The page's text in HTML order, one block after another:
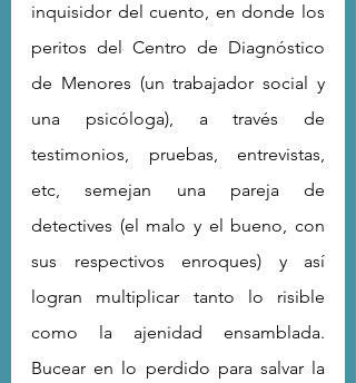
inquisidor del cuento, en donde los
peritos del Centro de Diagnóstico
de Menores (un trabajador social y
una psicóloga), a través de
testimonios, pruebas, entrevistas,
etc, semejan una pareja de
detectives (el malo y el bueno, con
sus respectivos enroques) y así
logran multiplicar tanto lo risible
como la ajenidad ensamblada.
Bucear en lo perdido para salvar la